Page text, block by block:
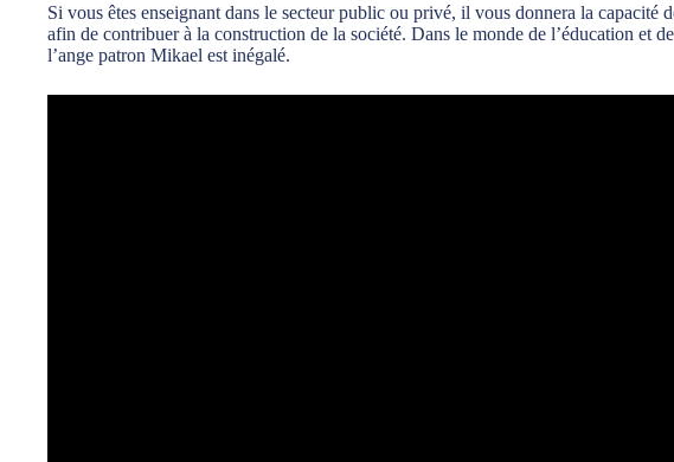
Si vous êtes enseignant dans le secteur public ou privé, il vous donnera la capacité
afin de contribuer à la construction de la société. Dans le monde de l’éducation et
l’ange patron Mikael est inégalé.